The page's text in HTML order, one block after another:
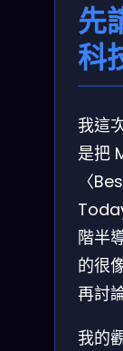
先
科
我這
是把
〈
階半
的很
再討
我的